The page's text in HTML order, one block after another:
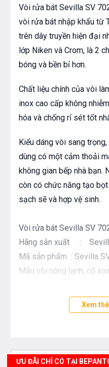
Vòi rửa bát Sevilla SV
vòi rửa bát nhập khẩu từ
trên dây truyền hiện đại
lớp Niken và Crom, là 2
bóng và bền bỉ hơn.
Chất liệu chính của vòi
inox cao cấp không
hóa và chống rỉ sét tốt
Kiểu dáng vòi sang
dùng có một cảm thoải
không gian bếp nhà bạn.
còn có chức năng tạo
sạch sẽ và hợp vệ sinh.
Vòi rửa bát Sevilla SV
Hãng sản xuất :
Mã sản phẩm : Sevilla
Mẫu vòi nóng lạnh, cổ
Chất liệu inox cao cấp,
vòi có lưới lọc tạo bọt
Xem
ƯU ĐÃI CHỈ CÓ TẠI